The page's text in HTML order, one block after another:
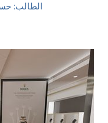
الطالب: